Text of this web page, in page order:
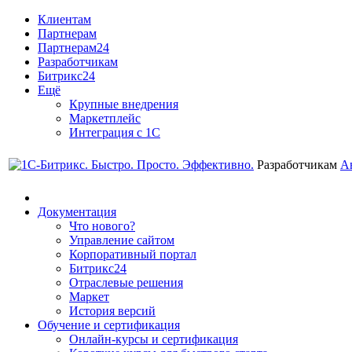
Клиентам
Партнерам
Партнерам24
Разработчикам
Битрикс24
Ещё
Крупные внедрения
Маркетплейс
Интеграция с 1С
Разработчикам
Документация
Что нового?
Управление сайтом
Корпоративный портал
Битрикс24
Отраслевые решения
Маркет
История версий
Обучение и сертификация
Онлайн-курсы и сертификация